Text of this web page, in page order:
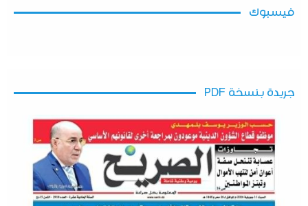
فيسبوك
جريدة بنسخة PDF